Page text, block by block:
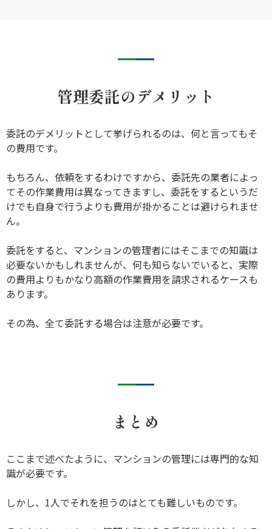
管理委託のデメリット
委託のデメリットとして挙げられるのは、何と言ってもそ
の費用です。
もちろん、依頼をするわけですから、委託先の業者によっ
てその作業費用は異なってきますし、委託をするというだ
けでも自身で行うよりも費用が掛かることは避けられませ
ん。
委託をすると、マンションの管理者にはそこまでの知識は
必要ないかもしれませんが、何も知らないでいると、実際
の費用よりもかなり高額の作業費用を請求されるケースも
あります。
その為、全て委託する場合は注意が必要です。
まとめ
ここまで述べたように、マンションの管理には専門的な知
識が必要です。
しかし、1人でそれを担うのはとても難しいものです。